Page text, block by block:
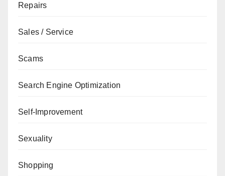
Repairs
Sales / Service
Scams
Search Engine Optimization
Self-Improvement
Sexuality
Shopping